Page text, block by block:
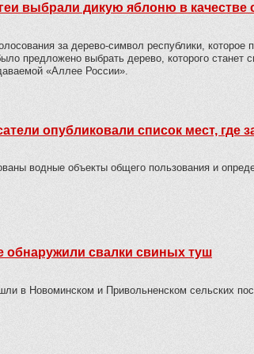
выбрали дикую яблоню в качестве
за дерево-символ республики, которое
предложено выбрать дерево, которого станет
«Аллее России».
опубликовали список мест, где
водные объекты общего пользования и
обнаружили свалки свиных туш
в Новоминском и Привольненском сельских